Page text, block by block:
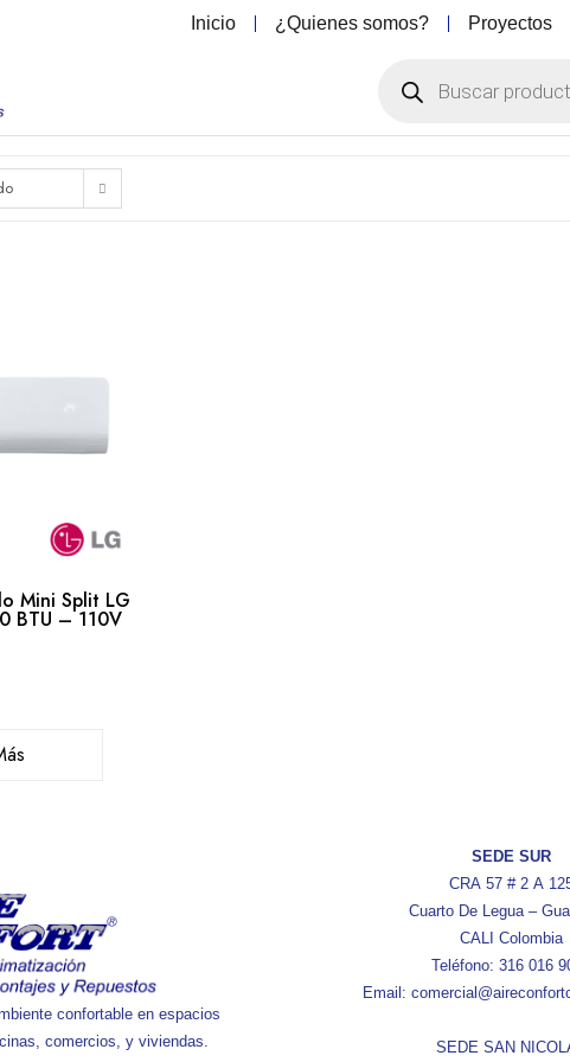
Inicio ¿Quienes somos? Proyectos
Mini Split LG
BTU – 110V
confortable en espacios
comercios, y viviendas.
SEDE SUR
CRA 57 # 2 A
Cuarto De Legua –
CALI Colombia
Teléfono: 316 016
Email:
SEDE SAN